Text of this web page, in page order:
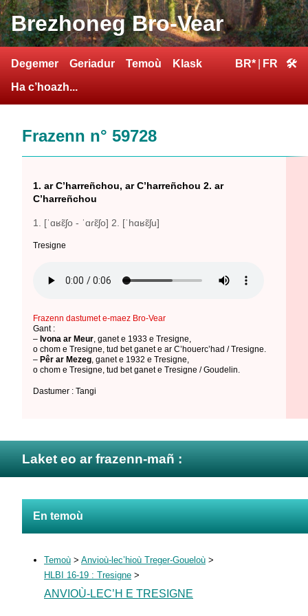
Brezhoneg Bro-Vear
Degemer Geriadur Temoù
Klask
Ha c’hoazh...
BR* FR 🛠
Frazenn n° 59728
1. ar C’harreñchou, ar C’harreñchou 2. ar
C’harreñchou
1. [ˈɑʁɛ̃ʃo - ˈɑɾɛ̃ʃo] 2. [ˈhɑʁɛ̃ʃu]
Tresigne
Frazenn dastumet e-maez Bro-Vear
Gant :
– Ivona ar Meur ganet e 1933 e Tresigne
o chom e Tresigne tud bet ganet e ar C’houerc’had / Tresigne
– Pêr ar Mezeg ganet e 1932 e Tresigne
o chom e Tresigne tud bet ganet e Tresigne / Goudelin
Dastumer : Tangi
Laket eo ar frazenn-mañ :
En temoù
Temoù > Anvioù-lec’hioù Treger-Goueloù >
HLBI 16-19 : Tresigne >
ANVIOÙ-LEC’H E TRESIGNE